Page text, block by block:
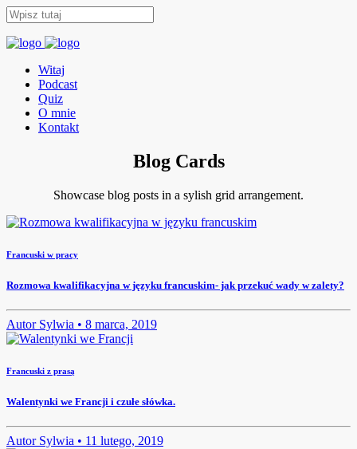
Witaj
Podcast
Quiz
O mnie
Kontakt
Blog Cards
Showcase blog posts in a sylish grid arrangement.
Francuski w pracy
Rozmowa kwalifikacyjna w języku francuskim- jak przekuć wady w zalety?
Autor Sylwia • 8 marca, 2019
Francuski z prasą
Walentynki we Francji i czułe słówka.
Autor Sylwia • 11 lutego, 2019